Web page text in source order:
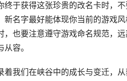
终于获得这张珍贵的改名卡时，
新名字最好能体现你当前的游戏
，也要注意遵守游戏命名规范，
容。
着我们在峡谷中的成长与变迁，